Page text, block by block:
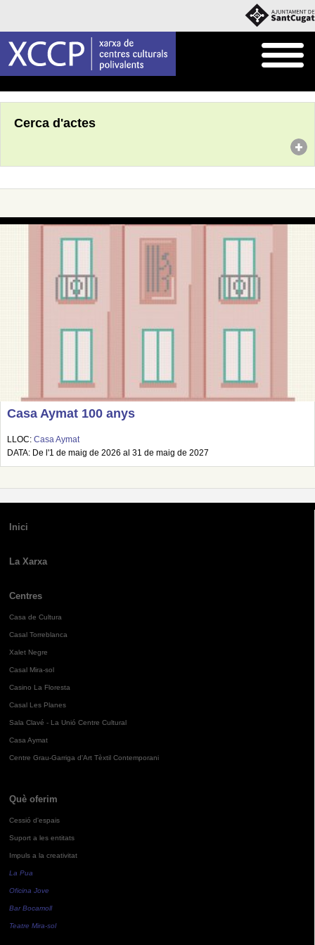
Cerca d'actes
Casa Aymat 100 anys
LLOC: Casa Aymat
DATA: De l'1 de maig de 2026 al 31 de maig de 2027
Inici
La Xarxa
Centres
Casa de Cultura
Casal Torreblanca
Xalet Negre
Casal Mira-sol
Casino La Floresta
Casal Les Planes
Sala Clavé - La Unió Centre Cultural
Casa Aymat
Centre Grau-Garriga d'Art Tèxtil Contemporani
Què oferim
Cessió d'espais
Suport a les entitats
Impuls a la creativitat
La Pua
Oficina Jove
Bar Bocamoll
Teatre Mira-sol